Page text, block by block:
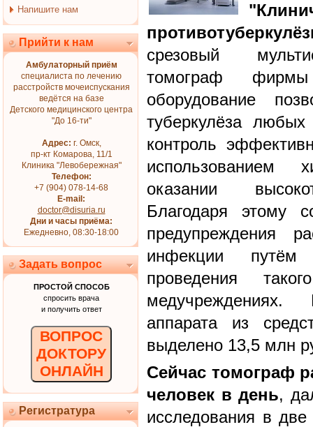
Напишите нам
Прийти к нам
Амбулаторный приём
специалиста по лечению
расстройств мочеиспускания
ведётся на базе
Детского медицинского центра
"До 16-ти"
Адрес: г. Омск,
пр-кт Комарова, 11/1
Клиника "Левобережная"
Телефон:
+7 (904) 078-14-68
E-mail:
doctor@disuria.ru
Дни и часы приёма:
Ежедневно, 08:30-18:00
Задать вопрос
ПРОСТОЙ СПОСОБ
спросить врача
и получить ответ
ВОПРОС
ДОКТОРУ
ОНЛАЙН
Регистратура
срезовый
томограф фирмы
оборудование
туберкулёза
контроль
использованием
оказании
Благодаря этому
предупреждения
инфекции путём
проведения
аппарата из
выделено 13,5 млн
Сейчас томограф
человек в день,
исследования в